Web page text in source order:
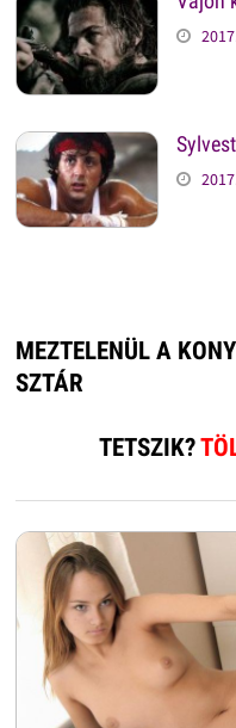
MEZTELENÜL A
SZTÁR
TETSZIK?